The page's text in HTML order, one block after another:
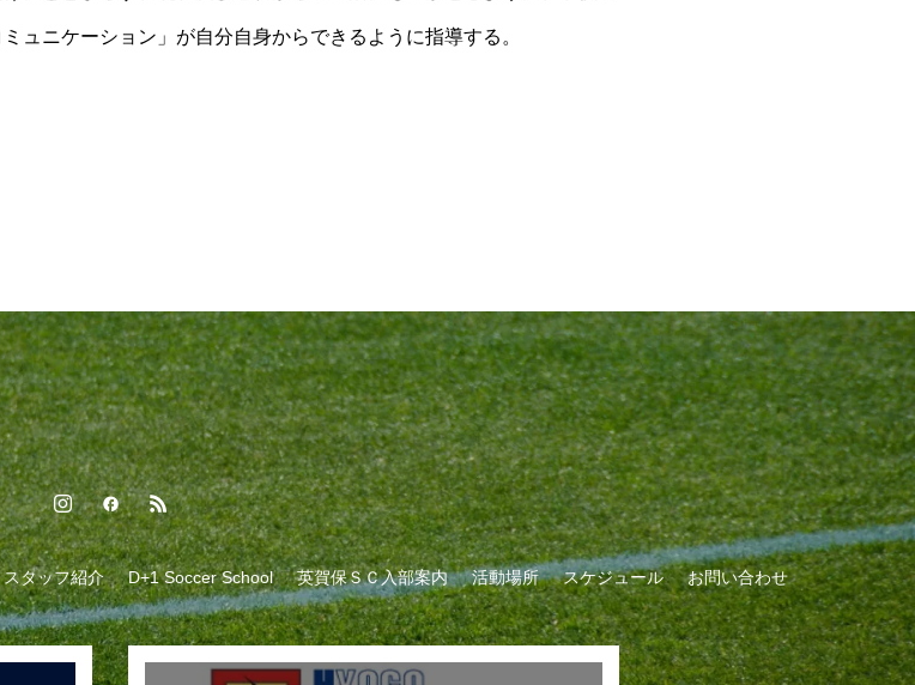
ュニケーション」が自分自身からできるように指導する。
スタッフ紹介 D+1 Soccer School 英賀保ＳＣ入部案内 活動場所 スケジュール お問い合わせ